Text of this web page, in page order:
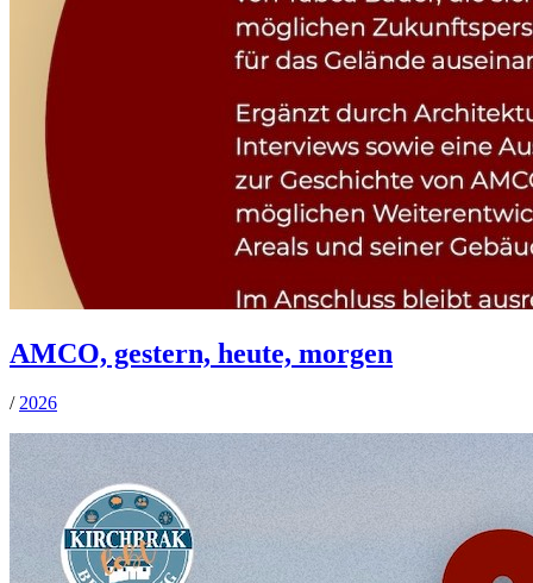
AMCO, gestern, heute, morgen
/ 2026